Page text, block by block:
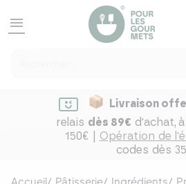
menu
Livraison
relais dès 89€ d'achat,
150€ | Opération de
codes dès
Accueil Pâtisserie Ingrédients